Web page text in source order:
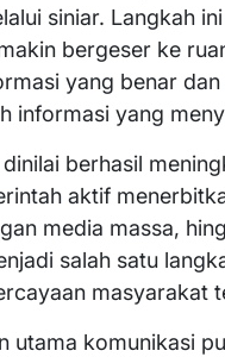
siniar. Langkah
bergeser ke
yang benar
informasi yang
berhasil
aktif
media massa,
salah satu
masyarakat
utama komunikasi